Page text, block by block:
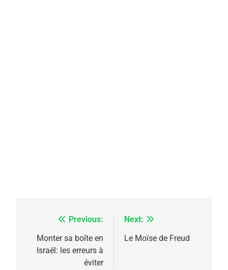
Navigation
de
Previous:
Monter sa boîte en
Israël: les erreurs à
éviter
Next:
Le Moïse de Freud